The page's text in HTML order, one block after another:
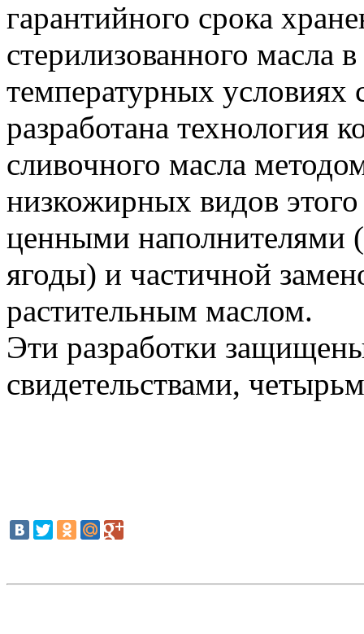
гарантийного срока
стерилизованного масла
температурных условиях
разработана технология
сливочного масла
низкожирных видов
ценными наполнителями
ягоды) и частичной
растительным маслом.
Эти разработки
свидетельствами,